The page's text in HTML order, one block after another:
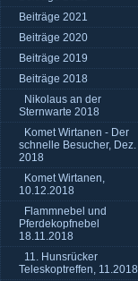
Beiträge 2021
Beiträge 2020
Beiträge 2019
Beiträge 2018
Nikolaus an der
Sternwarte 2018
Komet Wirtanen - Der
schnelle Besucher, Dez.
2018
Komet Wirtanen,
10.12.2018
Flammnebel und
Pferdekopfnebel
18.11.2018
11. Hunsrücker
Teleskoptreffen, 11.2018